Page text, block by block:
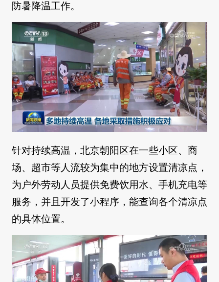
防暑降温工作。
针对持续高温，北京朝阳区在一些小区、商
场、超市等人流较为集中的地方设置清凉点，
为户外劳动人员提供免费饮用水、手机充电等
服务，并且开发了小程序，能查询各个清凉点
的具体位置。